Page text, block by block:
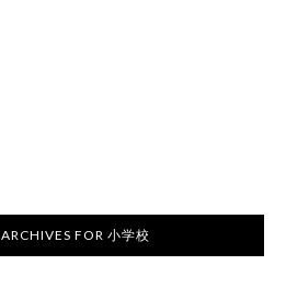
ARCHIVES FOR 小学校